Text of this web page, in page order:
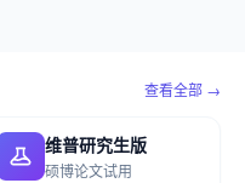
查看全部 →
维普研究生版
硕博论文试用